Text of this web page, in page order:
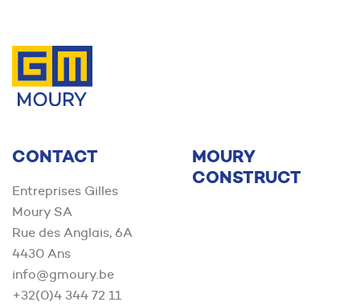
Contact us
CONTACT
Entreprises Gilles
Moury SA
Rue des Anglais, 6A
4430 Ans
info@gmoury.be
+32(0)4 344 72 11
MOURY
CONSTRUCT